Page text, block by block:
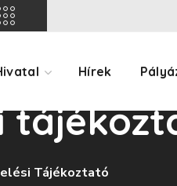
Hírek
Tájékoztató